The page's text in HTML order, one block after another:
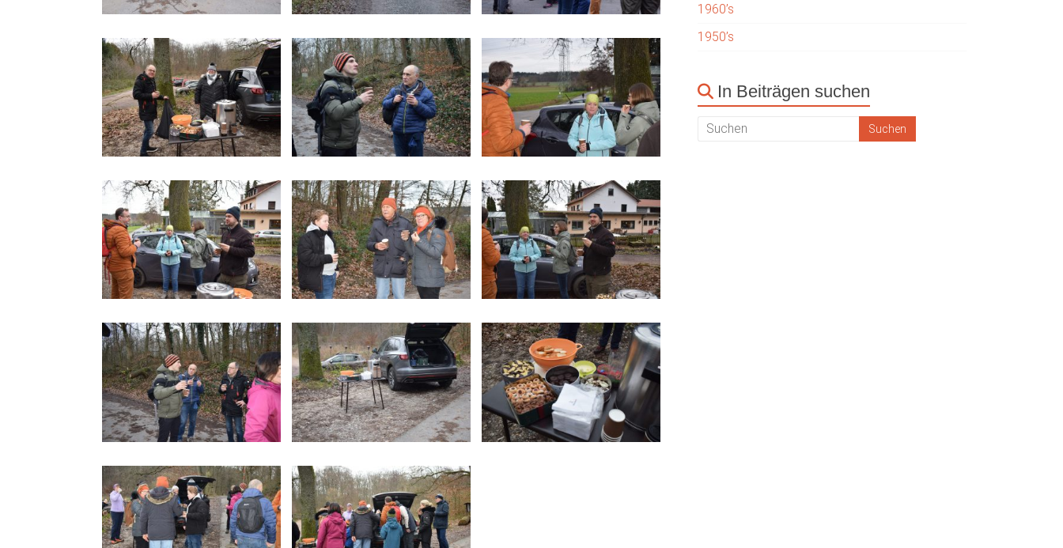
1960’s
1950’s
In Beiträgen suchen